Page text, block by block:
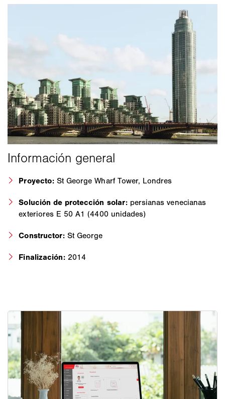
Proyecto: St George Wharf Tower, Londres
Solución de protección solar: persianas venecianas
exteriores E 50 A1 (4400 unidades)
Constructor:St George
Finalización: 2014